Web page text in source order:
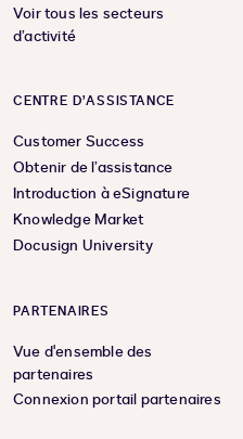
Voir tous les secteurs
d’activité
CENTRE D’ASSISTANCE
Customer Success
Obtenir de l’assistance
Introduction à eSignature
Knowledge Market
Docusign University
PARTENAIRES
Vue d'ensemble des
partenaires
Connexion portail partenaires